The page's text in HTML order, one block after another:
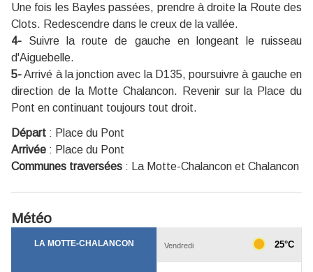
Une fois les Bayles passées, prendre à droite la Route des
Clots. Redescendre dans le creux de la vallée.
4- Suivre la route de gauche en longeant le ruisseau
d'Aiguebelle.
5-Arrivé à la jonction avec la D135, poursuivre à gauche en
direction de la Motte Chalancon. Revenir sur la Place du
Pont en continuant toujours tout droit.
Départ : Place du Pont
Arrivée : Place du Pont
Communes traversées : La Motte-Chalancon et Chalancon
Météo